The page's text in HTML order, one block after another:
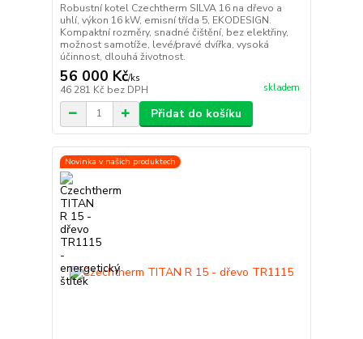
Robustní kotel Czechtherm SILVA 16 na dřevo a
uhlí, výkon 16 kW, emisní třída 5, EKODESIGN.
Kompaktní rozměry, snadné čištění, bez elektřiny,
možnost samotíže, levé/pravé dvířka, vysoká
účinnost, dlouhá životnost.
56 000 Kč/ks
46 281 Kč bez DPH skladem
Přidat do košíku
Novinka v našich produktech